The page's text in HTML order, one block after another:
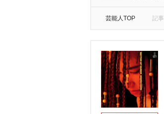
芸能人TOP 記事